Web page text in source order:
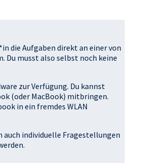
die Aufgaben direkt an einer von
musst also selbst noch keine
zur Verfügung. Du kannst
(oder MacBook) mitbringen.
in ein fremdes WLAN
individuelle Fragestellungen